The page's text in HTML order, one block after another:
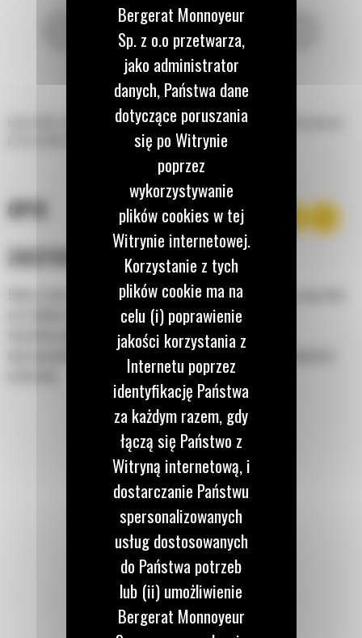
Łyżki Cat® o dużej pojemności do koparko-ładowarek są dobrze przystosowane do
pracy w glebach o mniejszej gęstości oraz do lekkich materiałów.
OPIS
ZASTOSOWANIE
Dobrze dostosowane do pracy związanej z glebą o mniejszej gęstości
oraz lekkimi materiałami. Łyżki o dużej pojemności Cat®
charakteryzują się taką samą trwałością co łyżki o dużej
wytrzymałości, ale umożliwiają transportowanie większej objętości
Bergerat Monnoyeur
Sp. z o.o przetwarza,
jako administrator
danych, Państwa dane
dotyczące poruszania
się po Witrynie
poprzez
wykorzystywanie
plików cookies w tej
Witrynie internetowej.
Korzystanie z tych
plików cookie ma na
celu (i) poprawienie
jakości korzystania z
Internetu poprzez
identyfikację Państwa
za każdym razem, gdy
łączą się Państwo z
Witryną internetową, i
dostarczanie Państwu
spersonalizowanych
usług dostosowanych
do Państwa potrzeb
lub (ii) umożliwienie
Bergerat Monnoyeur